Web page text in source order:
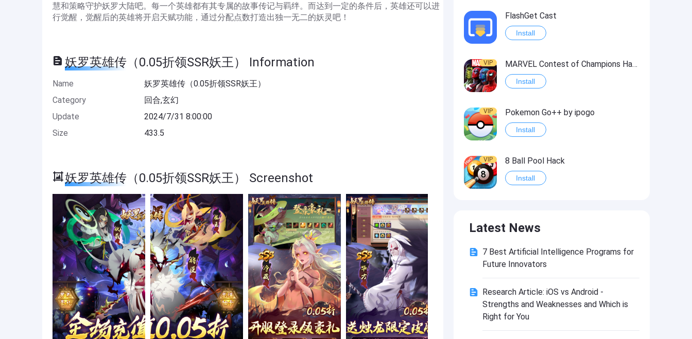
慧和策略守护妖罗大陆吧。每一个英雄都有其专属的故事传记与羁绊。而达到一定的条件后，英雄还可以进
行觉醒，觉醒后的英雄将开启天赋功能，通过分配点数打造出独一无二的妖灵吧！
妖罗英雄传（0.05折领SSR妖王） Information
Name
妖罗英雄传（0.05折领SSR妖王）
Category
回合,玄幻
Update
2024/7/31 8:00:00
Size
433.5
妖罗英雄传（0.05折领SSR妖王） Screenshot
FlashGet Cast
Install
VIP MARVEL Contest of Champions Hack2
Install
VIP Pokemon Go++ by ipogo
Install
VIP 8 Ball Pool Hack
Install
Install
VIP Last Day on Earth: Dead War
VIP Idle Miner Tycoon Hack
Latest News
7 Best Artificial Intelligence Programs for
Future Innovators
Research Article: iOS vs Android -
Strengths and Weaknesses and Which is
Right for You